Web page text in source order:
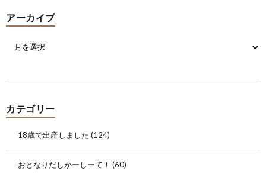
アーカイブ
カテゴリー
18歳で出産しました (124)
おとなりだしかーしーて！ (60)